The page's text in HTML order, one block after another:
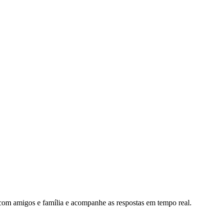
amigos e família e acompanhe as respostas em tempo real.